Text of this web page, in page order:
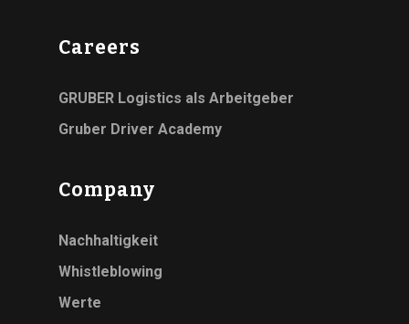
Careers
GRUBER Logistics als Arbeitgeber
Gruber Driver Academy
Company
Nachhaltigkeit
Whistleblowing
Werte